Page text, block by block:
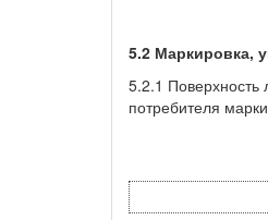
5.2 Маркировка,
5.2.1
потребителя